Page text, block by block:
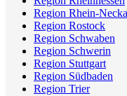
Region Rhein-
Region Rostock
Region Schwaben
Region Schwerin
Region Stuttgart
Region Südbaden
Region Trier